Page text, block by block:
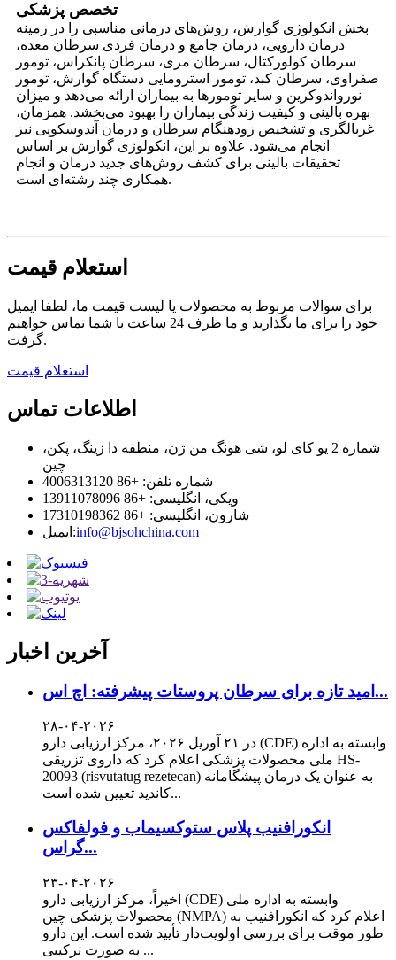
تخصص پزشکی
بخش انکولوژی گوارش، روش‌های درمانی مناسبی را در زمینه
درمان دارویی، درمان جامع و درمان فردی سرطان معده،
سرطان کولورکتال، سرطان مری، سرطان پانکراس، تومور
صفراوی، سرطان کبد، تومور استرومایی دستگاه گوارش، تومور
نورواندوکرین و سایر تومورها به بیماران ارائه می‌دهد و میزان
بهره بالینی و کیفیت زندگی بیماران را بهبود می‌بخشد. همزمان،
غربالگری و تشخیص زودهنگام سرطان و درمان آندوسکوپی نیز
انجام می‌شود. علاوه بر این، انکولوژی گوارش بر اساس
تحقیقات بالینی برای کشف روش‌های جدید درمان و انجام
همکاری چند رشته‌ای است.
استعلام قیمت
برای سوالات مربوط به محصولات یا لیست قیمت ما، لطفا ایمیل
خود را برای ما بگذارید و ما ظرف 24 ساعت با شما تماس خواهیم
گرفت.
استعلام قیمت
اطلاعات تماس
شماره 2 یو کای لو، شی هونگ من ژن، منطقه دا زینگ، پکن،
چین
شماره تلفن: +86 4006313120
ویکی، انگلیسی: +86 13911078096
شارون، انگلیسی: +86 17310198362
ایمیل:info@bjsohchina.com
آخرین اخبار
امید تازه برای سرطان پروستات پیشرفته: اچ اس...
۲۸-۰۴-۲۰۲۶
در ۲۱ آوریل ۲۰۲۶، مرکز ارزیابی دارو (CDE) وابسته به اداره
ملی محصولات پزشکی اعلام کرد که داروی تزریقی HS-
20093 (risvutatug rezetecan) به عنوان یک درمان پیشگامانه
کاندید تعیین شده است...
انکورافنیب پلاس ستوکسیماب و فولفاکس
گراس...
۲۳-۰۴-۲۰۲۶
اخیراً، مرکز ارزیابی دارو (CDE) وابسته به اداره ملی
محصولات پزشکی چین (NMPA) اعلام کرد که انکورافنیب به
طور موقت برای بررسی اولویت‌دار تأیید شده است. این دارو
به صورت ترکیبی ...